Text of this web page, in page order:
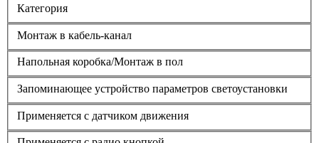
Категория
Монтаж в кабель-канал
Напольная коробка/Монтаж в пол
Запоминающее устройство параметров светоустановки
Применяется с датчиком движения